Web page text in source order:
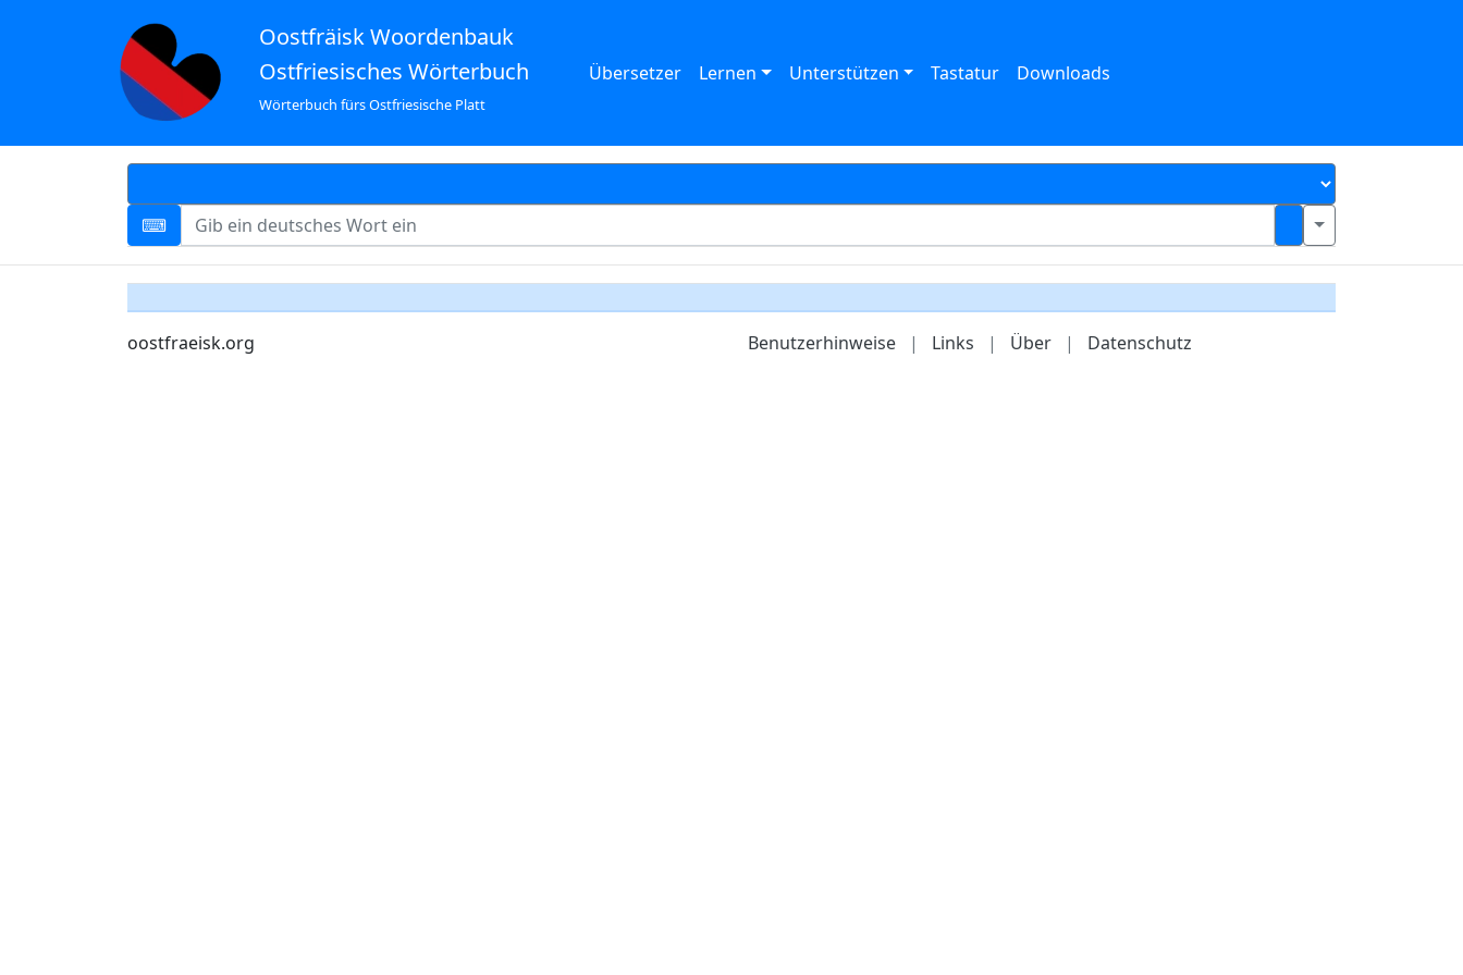
Oostfräisk Woordenbauk
Ostfriesisches Wörterbuch
Wörterbuch fürs Ostfriesische Platt
Übersetzer Lernen Unterstützen Tastatur Downloads
oostfraeisk.org Benutzerhinweise | Links | Über | Datenschutz